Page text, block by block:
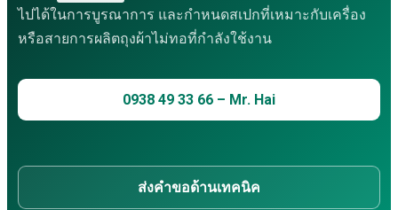
ไปได้ในการบูรณาการ และกำหนดสเปกที่เหมาะกับเครื่อง
หรือสายการผลิตถุงผ้าไม่ทอที่กำลังใช้งาน
0938 49 33 66 – Mr. Hai
ส่งคำขอด้านเทคนิค